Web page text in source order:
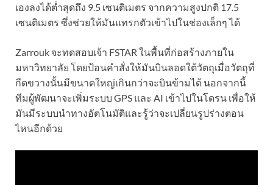
เองลงได้ต่ำสุดถึง 9.5 เซนติเมตร จากความสูงปกติ 17.5
เซนติเมตร ซึ่งช่วยให้มันแทรกตัวเข้าไปในช่องเล็กๆ ได้
Zarrouk จะทดสอบเจ้า FSTAR ในพื้นที่ก่อสร้างภายใน
มหาวิทยาลัย โดยป้อนคำสั่งให้มันบินลอดใต้วัตถุเมื่อวัตถุที่
กีดขวางนั้นมีขนาดใหญ่เกินกว่าจะบินข้ามได้ นอกจากนี้
ทีมผู้พัฒนาจะเพิ่มระบบ GPS และ AI เข้าไปในโดรน เพื่อให้
มันมีระบบนำทางอัตโนมัติและรู้ว่าจะเปลี่ยนรูปร่างตอน
ไหนอีกด้วย